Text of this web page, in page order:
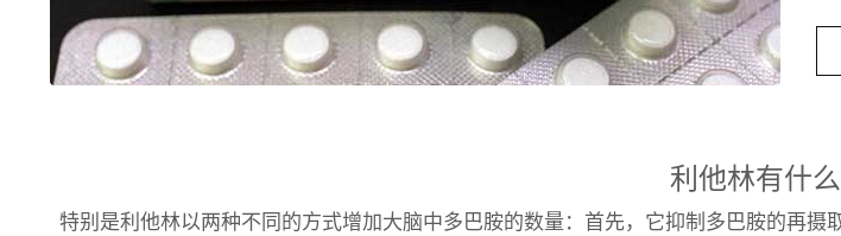
利他林有什么
特别是利他林以两种不同的方式增加大脑中多巴胺的数量：首先，它抑制多巴胺的再